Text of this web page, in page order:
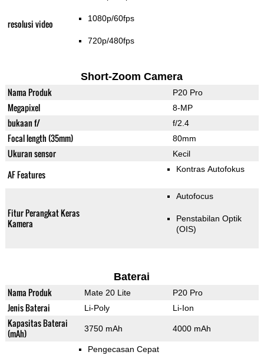
resolusi video 1080p/60fps
720p/480fps
Short-Zoom Camera
Nama Produk P20 Pro
Megapixel 8-MP
bukaan f/ f/2.4
Focal length (35mm) 80mm
Ukuran sensor Kecil
AF Features Kontras Autofokus
Fitur Perangkat Keras
Kamera
Autofocus
Penstabilan Optik
(OIS)
Baterai
Nama Produk Mate 20 Lite P20 Pro
Jenis Baterai Li-Poly Li-Ion
Kapasitas Baterai
(mAh)
3750 mAh 4000 mAh
Pengecasan Cepat